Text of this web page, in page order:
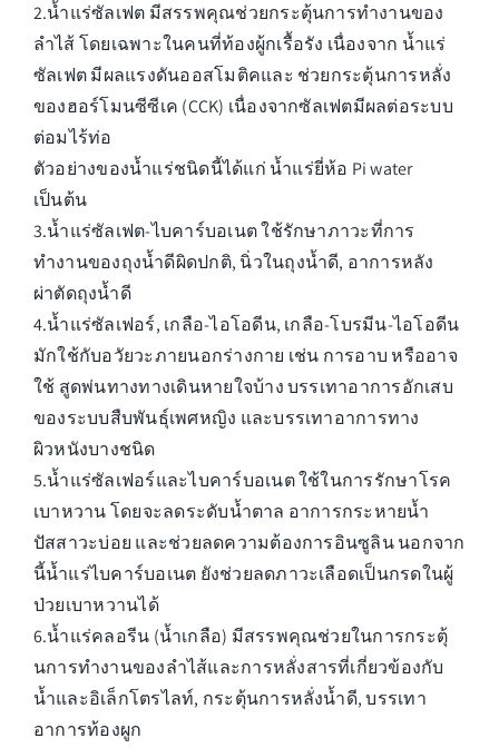
2.น้ำแร่ซัลเฟต มีสรรพคุณช่วยกระตุ้นการทำงานของ
ลำไส้ โดยเฉพาะในคนที่ท้องผู้กเรื้อรัง เนื่องจาก น้ำแร่
ซัลเฟต มีผลแรงดันออสโมติคและ ช่วยกระตุ้นการหลั่ง
ของฮอร์โมนซีซีเค (CCK) เนื่องจากซัลเฟตมีผลต่อระบบ
ต่อมไร้ท่อ
ตัวอย่างของน้ำแร่ชนิดนี้ได้แก่ น้ำแร่ยี่ห้อ Pi water
เป็นต้น
3.น้ำแร่ซัลเฟต-ไบคาร์บอเนต ใช้รักษาภาวะที่การ
ทำงานของถุงน้ำดีผิดปกติ, นิ่วในถุงน้ำดี, อาการหลัง
ผ่าตัดถุงน้ำดี
4.น้ำแร่ซัลเฟอร์, เกลือ-ไอโอดีน, เกลือ-โบรมีน-ไอโอดีน
มักใช้กับอวัยวะภายนอกร่างกาย เช่น การอาบ หรืออาจ
ใช้ สูดพ่นทางทางเดินหายใจบ้าง บรรเทาอาการอักเสบ
ของระบบสืบพันธุ์เพศหญิง และบรรเทาอาการทาง
ผิวหนังบางชนิด
5.น้ำแร่ซัลเฟอร์และไบคาร์บอเนต ใช้ในการรักษาโรค
เบาหวาน โดยจะลดระดับน้ำตาล อาการกระหายน้ำ
ปัสสาวะบ่อย และช่วยลดความต้องการอินซูลิน นอกจาก
นี้น้ำแร่ไบคาร์บอเนต ยังช่วยลดภาวะเลือดเป็นกรดในผู้
ป่วยเบาหวานได้
6.น้ำแร่คลอรีน (น้ำเกลือ) มีสรรพคุณช่วยในการกระตุ้
นการทำงานของลำไส้และการหลั่งสารที่เกี่ยวข้องกับ
น้ำและอิเล็กโตรไลท์, กระตุ้นการหลั่งน้ำดี, บรรเทา
อาการท้องผูก